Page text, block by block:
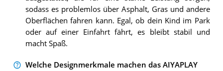
sodass es problemlos über Asphalt, Gras und andere
Oberflächen fahren kann. Egal, ob dein Kind im Park
oder auf einer Einfahrt fährt, es bleibt stabil und
macht Spaß.
Welche Designmerkmale machen das AIYAPLAY